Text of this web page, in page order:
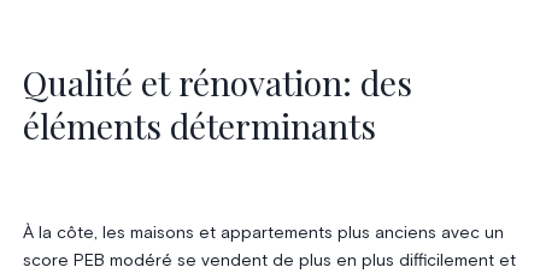
Qualité et rénovation: des
éléments déterminants
À la côte, les maisons et appartements plus anciens avec un
score PEB modéré se vendent de plus en plus difficilement et